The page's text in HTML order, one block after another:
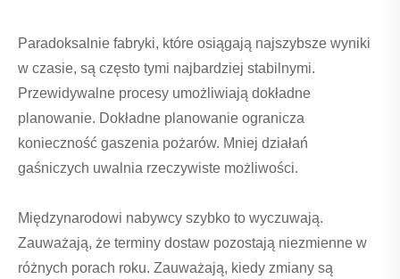
Paradoksalnie fabryki, które osiągają najszybsze wyniki
w czasie, są często tymi najbardziej stabilnymi.
Przewidywalne procesy umożliwiają dokładne
planowanie. Dokładne planowanie ogranicza
konieczność gaszenia pożarów. Mniej działań
gaśniczych uwalnia rzeczywiste możliwości.
Międzynarodowi nabywcy szybko to wyczuwają.
Zauważają, że terminy dostaw pozostają niezmienne w
różnych porach roku. Zauważają, kiedy zmiany są